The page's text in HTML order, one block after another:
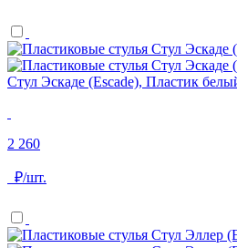
Стул Эскаде (Escade), Пластик
2 260
₽/шт.